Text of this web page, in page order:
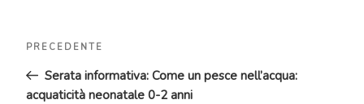
articoli
Articolo
precedente:
PRECEDENTE
Serata informativa: Come un pesce nell’acqua:
acquaticità neonatale 0-2 anni